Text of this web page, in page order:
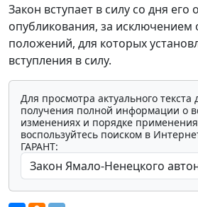
Закон вступает в силу со дня
опубликования, за исключением
положений, для которых
вступления в силу.
Для просмотра актуального текста
получения полной информации о
изменениях и порядке
воспользуйтесь поиском в
ГАРАНТ: